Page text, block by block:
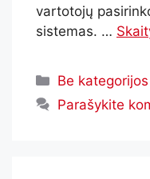
vartotojų
sistemas. …
Be kategorijos
Parašykite